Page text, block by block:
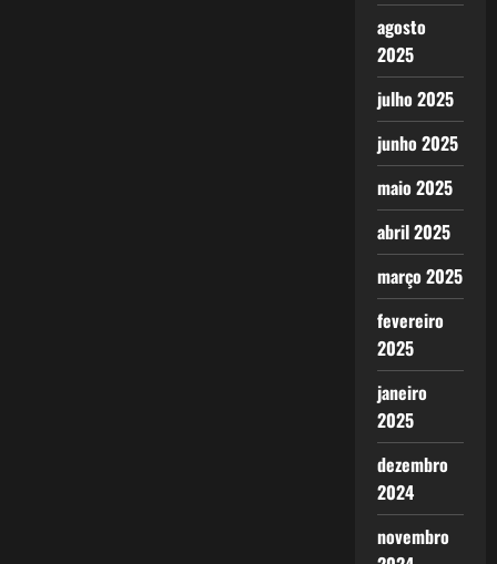
agosto
2025
julho 2025
junho 2025
maio 2025
abril 2025
março 2025
fevereiro
2025
janeiro
2025
dezembro
2024
novembro